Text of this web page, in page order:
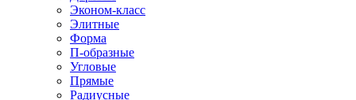
Эконом-класс
Элитные
Форма
П-образные
Угловые
Прямые
Радиусные